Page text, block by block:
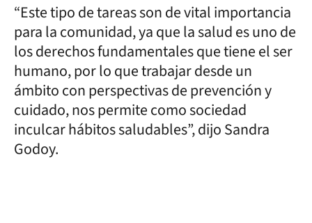
“Este tipo de tareas son de vital importancia
para la comunidad, ya que la salud es uno de
los derechos fundamentales que tiene el ser
humano, por lo que trabajar desde un
ámbito con perspectivas de prevención y
cuidado, nos permite como sociedad
inculcar hábitos saludables”, dijo Sandra
Godoy.